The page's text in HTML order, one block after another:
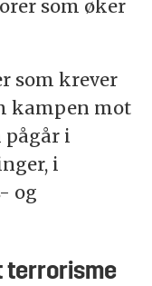
som øker
som krever
kampen mot
pågår i
i
og
terrorisme